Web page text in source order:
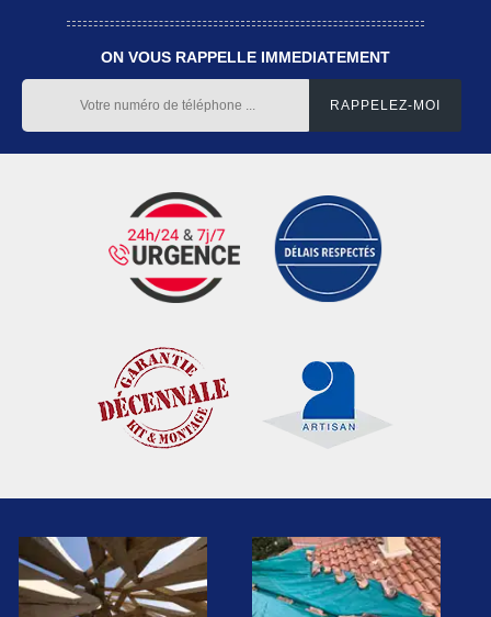
ON VOUS RAPPELLE IMMEDIATEMENT